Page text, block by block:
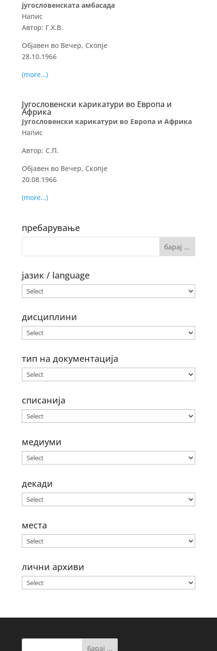
југословенската амбасада
Напис
Автор: Г.Х.В.
Објавен во Вечер, Скопје
28.10.1966
(more…)
Југословенски карикатури во Европа и
Африка
Југословенски карикатури во Европа и Африка
Напис
Автор: С.П.
Објавен во Вечер, Скопје
20.08.1966
(more…)
пребарување
јазик / language
дисциплини
тип на документација
списанија
медиуми
декади
места
лични архиви